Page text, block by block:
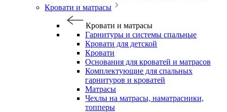
Кровати и матрасы
Кровати и матрасы
Гарнитуры и системы спальные
Кровати для детской
Кровати
Основания для кроватей и матрасов
Комплектующие для спальных
гарнитуров и кроватей
Матрасы
Чехлы на матрасы, наматрасники,
топперы